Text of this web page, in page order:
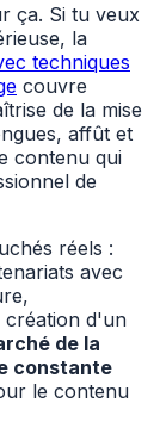
ça. Si tu veux
la
techniques
couvre
de la mise
affût et
contenu qui
de
réels :
avec
création d'un
de la
constante
le contenu